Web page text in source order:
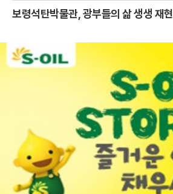
보령석탄박물관, 광부들의 삶 생생 재현